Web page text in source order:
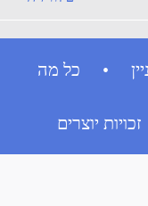
• כל מה
זכויות יוצרים